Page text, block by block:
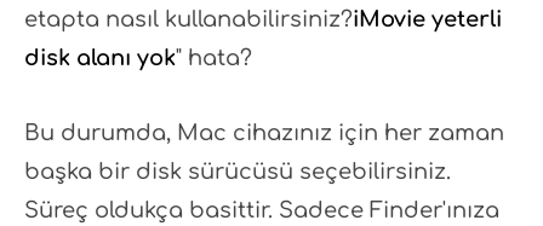
etapta nasıl kullanabilirsiniz?iMovie yeterli
disk alanı yok" hata?
Bu durumda, Mac cihazınız için her zaman
başka bir disk sürücüsü seçebilirsiniz.
Süreç oldukça basittir. Sadece Finder'ınıza